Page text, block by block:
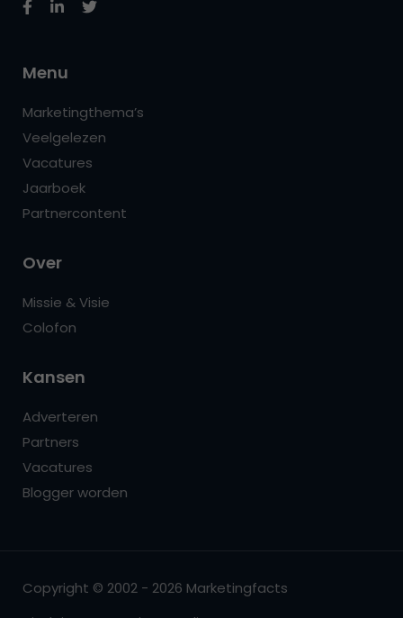
Menu
Marketingthema’s
Veelgelezen
Vacatures
Jaarboek
Partnercontent
Over
Missie & Visie
Colofon
Kansen
Adverteren
Partners
Vacatures
Blogger worden
Copyright © 2002 - 2026 Marketingfacts